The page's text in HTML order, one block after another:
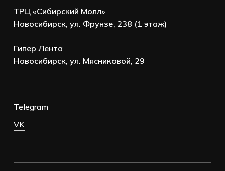
ТРЦ «Сибирский Молл»
Новосибирск, ул. Фрунзе, 238 (1 этаж)
Гипер Лента
Новосибирск, ул. Мясниковой, 29
Telegram
VK